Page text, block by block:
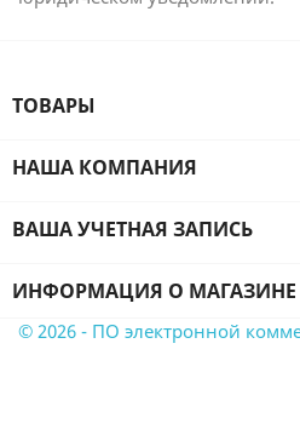
ТОВАРЫ
НАША КОМПАНИЯ
ВАША УЧЕТНАЯ ЗАПИСЬ
ИНФОРМАЦИЯ О МАГАЗИНЕ
© 2026 - ПО электронной